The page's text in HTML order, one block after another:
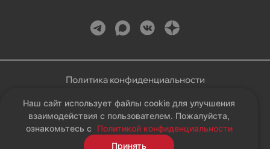
Политика конфиденциальности
Соглашение на обработку персональных данных
Карта сайта
Наш сайт использует файлы cookie для улучшения
взаимодействия с пользователем. Пожалуйста,
ознакомьтесь с
Политикой конфиденциальности
Принять